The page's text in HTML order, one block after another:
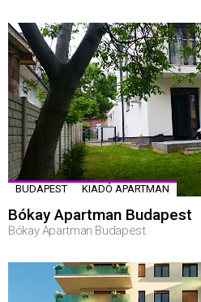
BUDAPEST KIADÓ APARTMAN
Bókay Apartman Budapest
Bókay Apartman Budapest